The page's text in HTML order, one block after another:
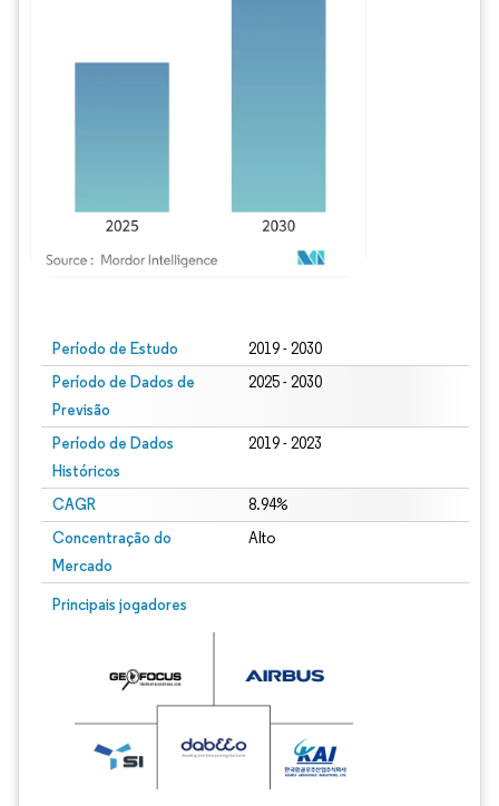
Período de Estudo 2019 - 2030
Período de Dados de
Previsão
2025 - 2030
Período de Dados
Históricos
2019 - 2023
CAGR 8.94%
Concentração do
Mercado
Alto
Principais jogadores